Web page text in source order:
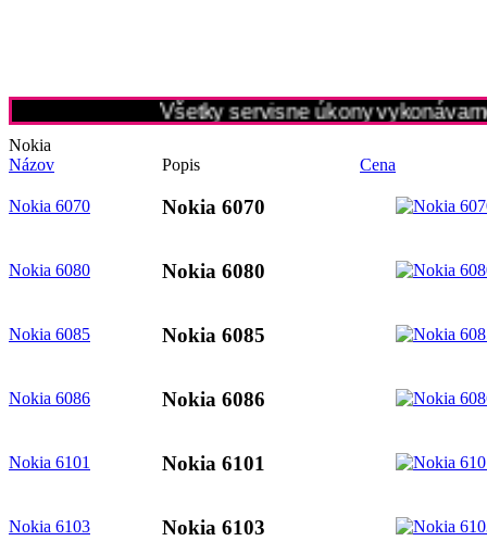
Všetky servisne úkony
Nokia
Názov
Popis Cena
Nokia 6070 Nokia 6070
Nokia 6080 Nokia 6080
Nokia 6085 Nokia 6085
Nokia 6086 Nokia 6086
Nokia 6101 Nokia 6101
Nokia 6103 Nokia 6103